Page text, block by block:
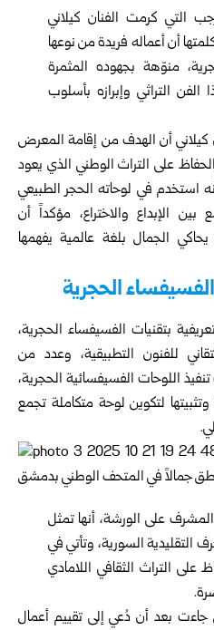
التي كرمت الفنان كيلاني
أن أعماله فريدة من نوعها
منوّهة بجهوده المثمرة
التراثي وإبرازه بأسلوب
كيلاني أن الهدف من إقامة المعرض
على التراث الوطني الذي يعود
استخدم في لوحاته الحجر الطبيعي
الإبداع والاختراع، مؤكداً أن
الجمال بلغة عالمية يفهمها
الحجرية
بتقنيات الفسيفساء الحجرية،
للفنون التطبيقية، وعدد من
اللوحات الفسيفسائية الحجرية،
وتثبيتها لتكوين لوحة متكاملة تجمع
على الورشة، أنها تمثل
التقليدية السورية، وتأتي في
على التراث الثقافي اللامادي
بعد أن دُعي إلى تقييم أعمال